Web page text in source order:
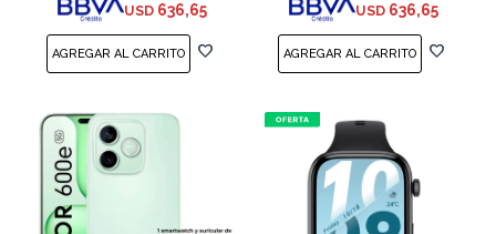
USD 636,65 USD 636,65